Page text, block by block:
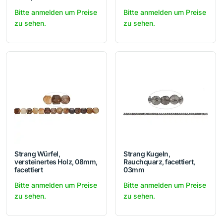
Bitte anmelden um Preise
zu sehen.
Bitte anmelden um Preise
zu sehen.
Strang Würfel,
versteinertes Holz, 08mm,
facettiert
Bitte anmelden um Preise
zu sehen.
Strang Kugeln,
Rauchquarz, facettiert,
03mm
Bitte anmelden um Preise
zu sehen.